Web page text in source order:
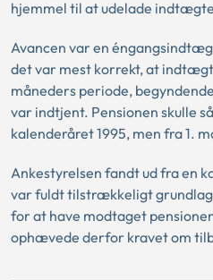
hjemmel til at udelade
Avancen var en
det var mest korrekt, at
måneders periode,
var indtjent. Pensionen skulle
kalenderåret 1995, men fra 1.
Ankestyrelsen fandt ud fra en
var fuldt tilstrækkeligt
for at have modtaget
ophævede derfor kravet om